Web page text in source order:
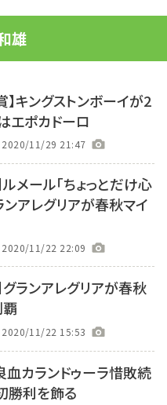
雄
】キングストンボーイが2
エポカドーロ
2020/11/29 21:47
ルメール「ちょっとだけ心
ンアレグリアが春秋マイ
2020/11/22 22:09
グランアレグリアが春秋
覇
2020/11/22 15:53
血カランドゥーラ惜敗続
勝利を飾る